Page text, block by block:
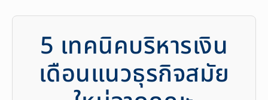
5 เทคนิคบริหารเงิน
เดือนแนวธุรกิจสมัย